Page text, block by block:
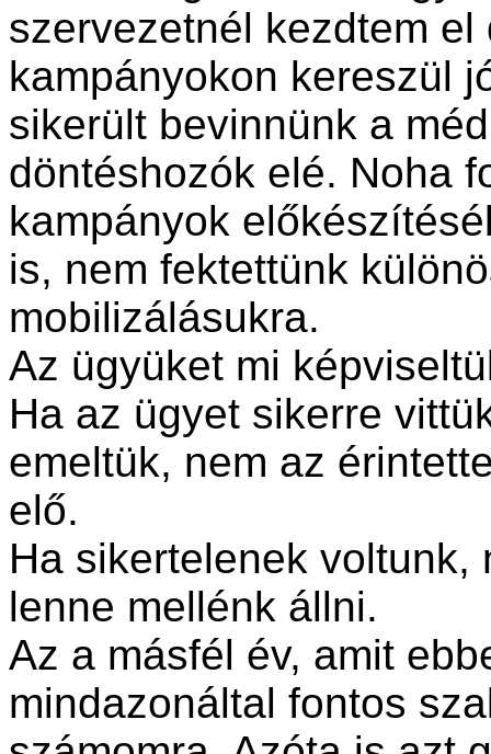
szervezetnél kezdtem
kampányokon kereszül
sikerült bevinnünk a
döntéshozók elé. Noha
kampányok
is, nem fektettünk
mobilizálásukra.
Az ügyüket mi
Ha az ügyet sikerre
emeltük, nem az
elő.
Ha sikertelenek
lenne mellénk állni.
Az a másfél év, amit
mindazonáltal fontos